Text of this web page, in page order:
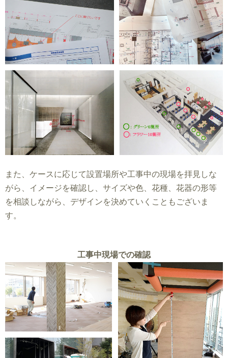
また、ケースに応じて設置場所や工事中の現場を拝見しな
がら、イメージを確認し、サイズや色、花種、花器の形等
を相談しながら、デザインを決めていくこともございま
す。
工事中現場での確認